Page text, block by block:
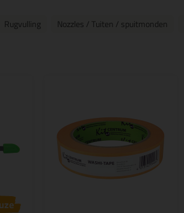
Rugvulling Nozzles / Tuiten / spuitmonden